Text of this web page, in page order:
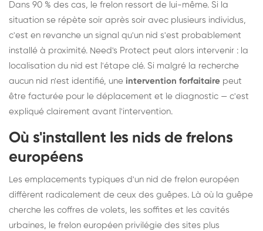
Dans 90 % des cas, le frelon ressort de lui-même. Si la
situation se répète soir après soir avec plusieurs individus,
c'est en revanche un signal qu'un nid s'est probablement
installé à proximité. Need's Protect peut alors intervenir : la
localisation du nid est l'étape clé. Si malgré la recherche
aucun nid n'est identifié, une intervention forfaitaire peut
être facturée pour le déplacement et le diagnostic — c'est
expliqué clairement avant l'intervention.
Où s'installent les nids de frelons
européens
Les emplacements typiques d'un nid de frelon européen
diffèrent radicalement de ceux des guêpes. Là où la guêpe
cherche les coffres de volets, les soffites et les cavités
urbaines, le frelon européen privilégie des sites plus